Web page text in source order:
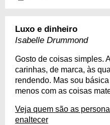
Luxo e dinheiro
Isabelle Drummond
Gosto de coisas simples.
carinhas, de marca, às
rendendo. Mas sou
menos com as coisas
Veja quem são as
enaltecer